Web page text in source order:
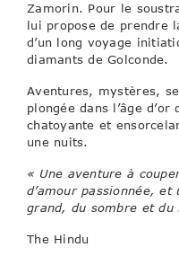
Zamorin. Pour le
lui propose de prendre
d’un long voyage
diamants de Golconde.
Aventures, mystères,
plongée dans l’âge
chatoyante et
une nuits.
« Une aventure à
d’amour passionnée,
grand, du sombre et
The Hindu